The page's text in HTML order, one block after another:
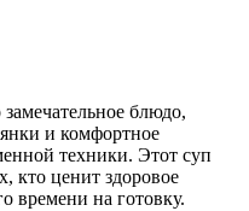
блюдо,
и комфортное
техники. Этот суп
кто ценит здоровое
времени на готовку.